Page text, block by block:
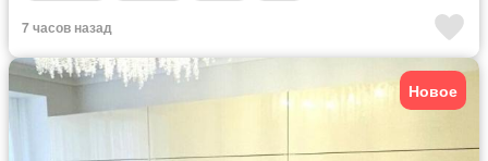
7 часов назад
Новое